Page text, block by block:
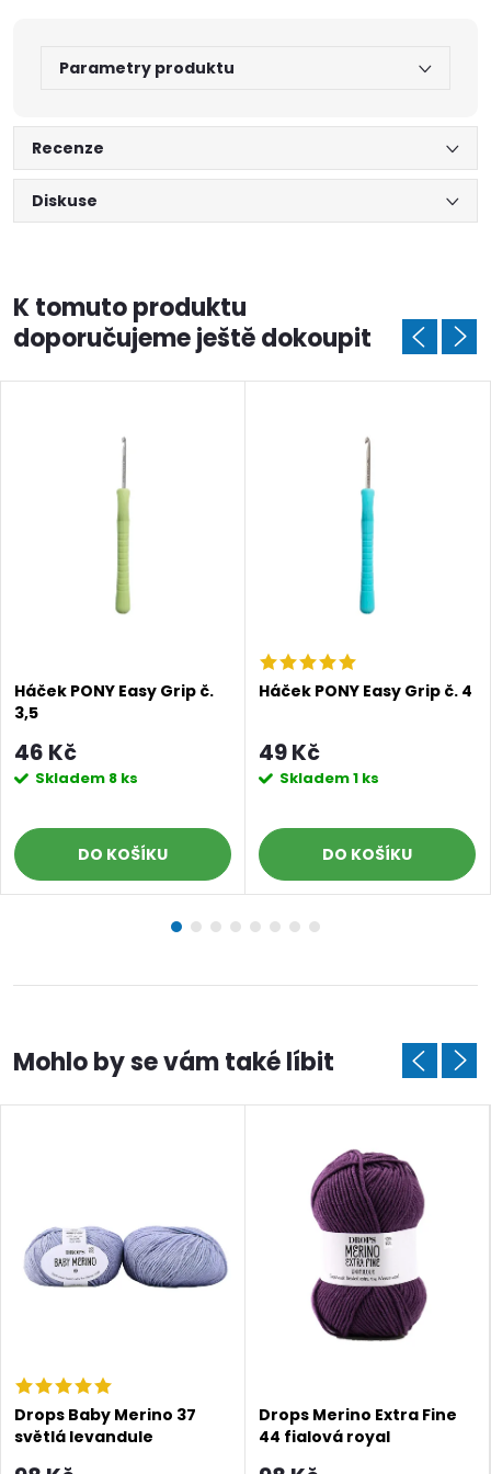
Parametry produktu
Recenze
Diskuse
K tomuto produktu
doporučujeme ještě dokoupit
Háček PONY Easy Grip č.
3,5
46 Kč
Skladem 8 ks
DO KOŠÍKU
Háček PONY Easy Grip č. 4
49 Kč
Skladem1 ks
DO KOŠÍKU
Drops Baby Merino 37
světlá levandule
Drops Merino Extra Fine
44 fialová royal
Doprava a platby